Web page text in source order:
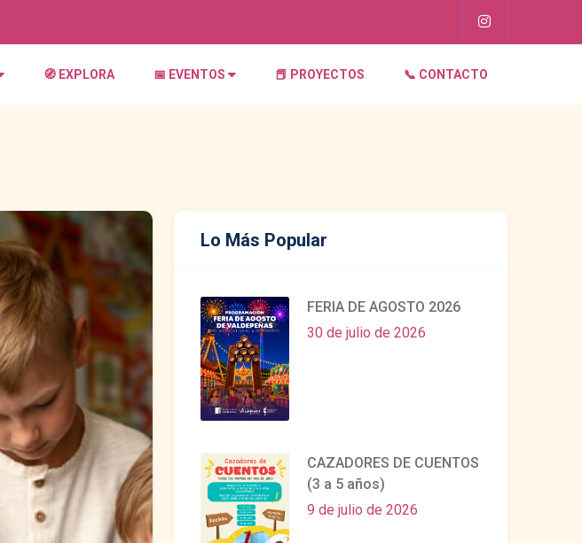
🧭 EXPLORA 📅 EVENTOS 📕 PROYECTOS 📞 CONTACTO
Lo Más Popular
FERIA DE AGOSTO 2026
30 de julio de 2026
CAZADORES DE CUENTOS
(3 a 5 años)
9 de julio de 2026